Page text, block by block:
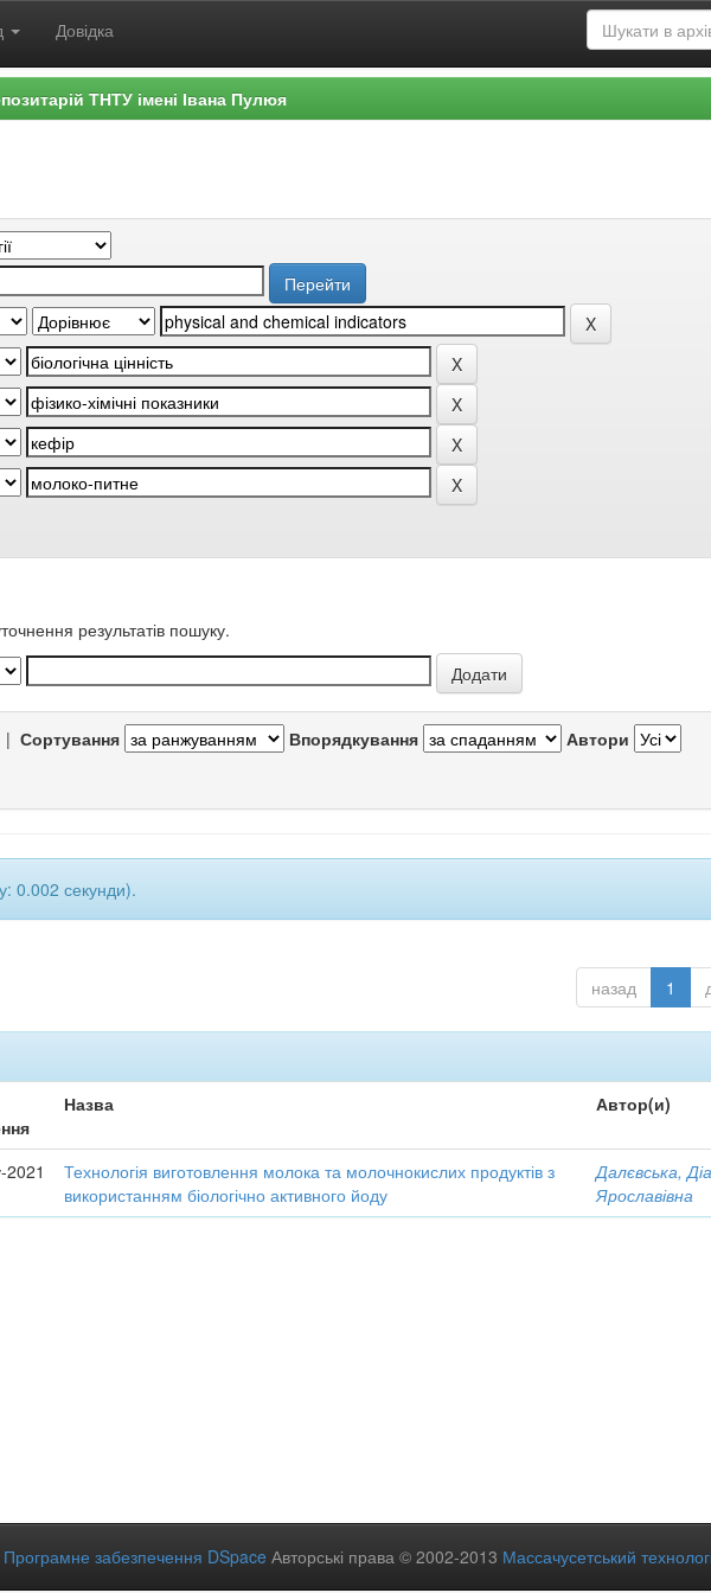
Довідка
ТНТУ імені Івана Пулюя
результатів пошуку.
| Сортування Впорядкування Автори
0.002 секунди).
назад 1
Назва Автор(и)
2021
Технологія виготовлення молока та молочнокислих продуктів з
використанням біологічно активного йоду
Далєвська,
Ярославівна
Програмне забезпечення DSpace Авторські права © 2002-2013 Массачусетський